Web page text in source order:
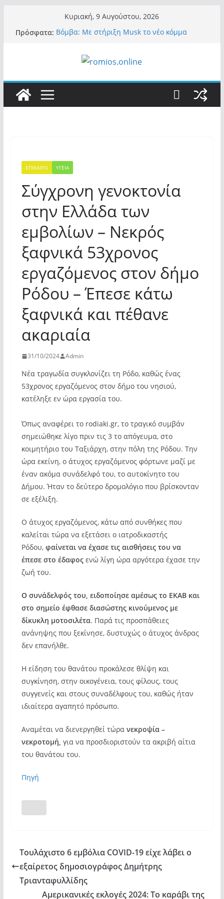
περιεχόμενο
Κυριακή, 9 Αυγούστου, 2026
Πρόσφατα: Βόμβα: Με στήριξη Musk το νέο κόμμα
πανικό, πατριωτικό τσουνάμι σαρώνει την
εγκλήματά του στην πανδημία – Στην Ελλάδα
τον έκαναν μέλος της Ακαδημίας Αθηνών!
Οι ρυθμιστές – Σαμαράς και Κασιδιάρης θα
το διεφθαρμένο σύστημα εξουσίας»
ΕΠΙΚΑΙΡΟ ΥΓΕΙΑ
Σύγχρονη γενοκτονία
στην Ελλάδα των
εμβολίων – Νεκρός
ξαφνικά 53χρονος
εργαζόμενος στον δήμο
Ρόδου – Έπεσε κάτω
ξαφνικά και πέθανε
ακαριαία
31/10/2024 Admin
Νέα τραγωδία συγκλονίζει τη Ρόδο, καθώς ένας
53χρονος εργαζόμενος στον δήμο του νησιού,
κατέληξε εν ώρα εργασία του.
Όπως αναφέρει το rodiaki.gr, το τραγικό συμβάν
σημειώθηκε λίγο πριν τις 3 το απόγευμα, στο
κοιμητήριο του Ταξιάρχη, στην πόλη της Ρόδου. Την
ώρα εκείνη, ο άτυχος εργαζόμενος φόρτωνε μαζί με
έναν ακόμα συνάδελφό του, το αυτοκίνητο του
Δήμου. Ήταν το δεύτερο δρομολόγιο που βρίσκονταν
σε εξέλιξη.
Ο άτυχος εργαζόμενος, κάτω από συνθήκες που
καλείται τώρα να εξετάσει ο ιατροδικαστής
Ρόδου,φαίνεται να έχασε τις αισθήσεις του να
έπεσε στο έδαφοςενώ λίγη ώρα αργότερα έχασε την
ζωή του.
Ο συνάδελφός του, ειδοποίησε αμέσως το ΕΚΑΒ και
στο σημείο έφθασε διασώστης κινούμενος με
δίκυκλη μοτοσιλέτα. Παρά τις προσπάθειες
ανάνηψης που ξεκίνησε, δυστυχώς ο άτυχος άνδρας
δεν επανήλθε.
Η είδηση του θανάτου προκάλεσε θλίψη και
συγκίνηση, στην οικογένεια, τους φίλους, τους
συγγενείς και στους συναδέλφους του, καθώς ήταν
ιδιαίτερα αγαπητό πρόσωπο.
Αναμέται να διενεργηθεί τώρανεκροψία –
νεκροτομή, για να προσδιοριστούν τα ακριβή αίτια
του θανάτου του.
Πηγή
Toυλάχιστο 6 εμβόλια COVID-19 είχε λάβει ο
εξαίρετος δημοσιογράφος Δημήτρης
Τριανταφυλλίδης
Αμερικανικές εκλογές 2024: Το καράβι της